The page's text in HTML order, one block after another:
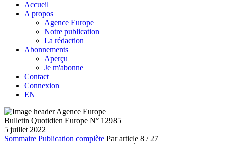
Accueil
A propos
Agence Europe
Notre publication
La rédaction
Abonnements
Aperçu
Je m'abonne
Contact
Connexion
EN
Bulletin Quotidien Europe N° 12985
5 juillet 2022
Sommaire Publication complète Par article 8 / 27